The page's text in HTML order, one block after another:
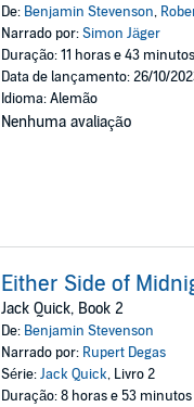
De: Benjamin Stevenson,
Narrado por:Simon Jäger
Duração: 11 horas e 43 minutos
Data de lançamento: 26/10/
Idioma: Alemão
Nenhuma avaliação
Either Side of
Jack Quick, Book 2
De: Benjamin Stevenson
Narrado por: Rupert Degas
Série:Jack Quick, Livro 2
Duração: 8 horas e 53 minutos